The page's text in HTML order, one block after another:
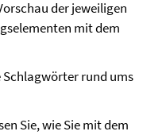
der jeweiligen
mit dem
Schlagwörter rund ums
Sie, wie Sie mit dem